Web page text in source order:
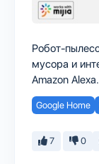
Робот-
мусора и
Amazon Alexa.
Google Home
7 0